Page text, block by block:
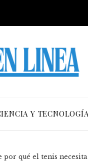
Y
qué el tenis